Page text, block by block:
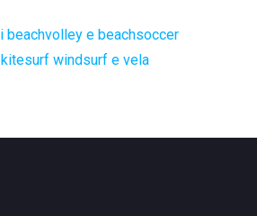
beachvolley e beachsoccer
windsurf e vela